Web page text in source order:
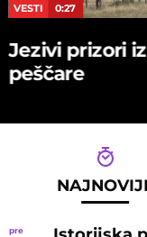
VESTI 0:27
Jezivi prizori
peščare
pre